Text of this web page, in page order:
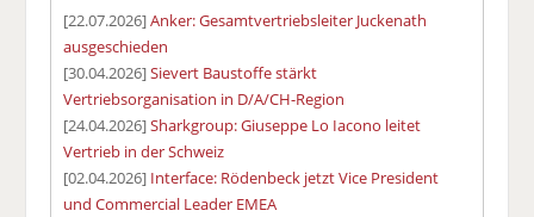
[22.07.2026]Anker: Gesamtvertriebsleiter Juckenath
ausgeschieden
[30.04.2026]Sievert Baustoffe stärkt
Vertriebsorganisation in D/A/CH-Region
[24.04.2026]Sharkgroup: Giuseppe Lo Iacono leitet
Vertrieb in der Schweiz
[02.04.2026] Interface: Rödenbeck jetzt Vice President
und Commercial Leader EMEA